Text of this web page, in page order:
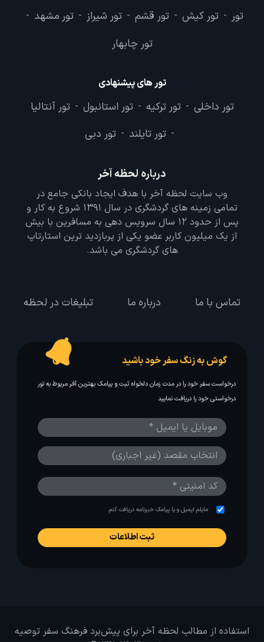
تور - تور کیش - تور قشم - تور شیراز - تور مشهد -
تور چابهار
تور های پیشنهادی
تور داخلی - تور ترکیه - تور استانبول - تور آنتالیا
- تور تایلند - تور دبی
درباره لحظه آخر
وب سایت لحظه آخر با هدف ایجاد بانکی جامع در
تمامی زمینه های گردشگری در سال 1391 شروع به کار و
پس از حدود 12 سال سرویس دهی به مسافرین با بیش
از یک میلیون کاربر عضو یکی از پربازدید ترین استارتاپ
های گردشگری می باشد.
تماس با ما درباره ما تبلیغات در لحظه
گوش به زنگ سفر خود باشید
درخواست سفر خود را در مدت زمان دلخواه ثبت و پیامک بهترین آفر مربوط به تور
درخواستی خود را دریافت نمایید
مایلم ایمیل و یا پیامک خبرنامه دریافت کنم.
استفاده از مطالب لحظه آخر برای پیش‌برد فرهنگ سفر توصیه